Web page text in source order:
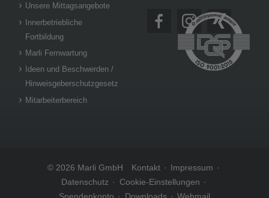
Unsere Mittagsangebote
Innerbetriebliche
Fortbildung
Marli Fernwartung
Ideen und Beschwerden /
Hinweisgeberschutzgesetz
Mitarbeiterbereich
© 2026 Marli GmbH Kontakt
Impressum
Datenschutz
Cookie-Einstellungen
Spendenkonto
Downloads Webmail